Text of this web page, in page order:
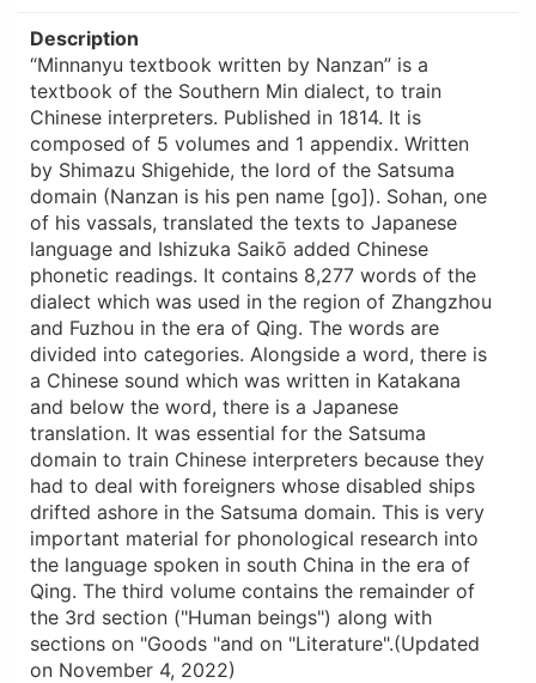
Description
“Minnanyu textbook written by Nanzan” is a
textbook of the Southern Min dialect, to train
Chinese interpreters. Published in 1814. It is
composed of 5 volumes and 1 appendix. Written
by Shimazu Shigehide, the lord of the Satsuma
domain (Nanzan is his pen name [go]). Sohan, one
of his vassals, translated the texts to Japanese
language and Ishizuka Saikō added Chinese
phonetic readings. It contains 8,277 words of the
dialect which was used in the region of Zhangzhou
and Fuzhou in the era of Qing. The words are
divided into categories. Alongside a word, there is
a Chinese sound which was written in Katakana
and below the word, there is a Japanese
translation. It was essential for the Satsuma
domain to train Chinese interpreters because they
had to deal with foreigners whose disabled ships
drifted ashore in the Satsuma domain. This is very
important material for phonological research into
the language spoken in south China in the era of
Qing. The third volume contains the remainder of
the 3rd section ("Human beings") along with
sections on "Goods "and on "Literature".(Updated
on November 4, 2022)